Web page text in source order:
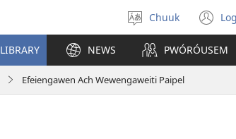
Fili
menni
fós
Chuuk
LIBRARY NEWS PWÓRÓUSEM
Efeiengawen Ach Wewengaweiti Paipel